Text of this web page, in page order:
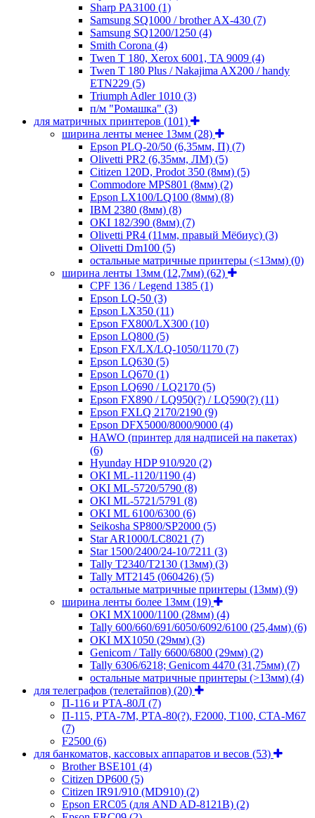
Sharp PA3100 (1)
Samsung SQ1000 / brother AX-430 (7)
Samsung SQ1200/1250 (4)
Smith Corona (4)
Twen T 180, Xerox 6001, TA 9009 (4)
Twen T 180 Plus / Nakajima AX200 / handy
ETN229 (5)
Triumph Adler 1010 (3)
п/м "Ромашка" (3)
для матричных принтеров (101)
ширина ленты менее 13мм (28)
Epson PLQ-20/50 (6,35мм, П) (7)
Olivetti PR2 (6,35мм, ЛМ) (5)
Citizen 120D, Prodot 350 (8мм) (5)
Commodore MPS801 (8мм) (2)
Epson LX100/LQ100 (8мм) (8)
IBM 2380 (8мм) (8)
OKI 182/390 (8мм) (7)
Olivetti PR4 (11мм, правый Мёбиус) (3)
Olivetti Dm100 (5)
остальные матричные принтеры (<13мм) (0)
ширина ленты 13мм (12,7мм) (62)
CPF 136 / Legend 1385 (1)
Epson LQ-50 (3)
Epson LX350 (11)
Epson FX800/LX300 (10)
Epson LQ800 (5)
Epson FX/LX/LQ-1050/1170 (7)
Epson LQ630 (5)
Epson LQ670 (1)
Epson LQ690 / LQ2170 (5)
Epson FX890 / LQ950(?) / LQ590(?) (11)
Epson FXLQ 2170/2190 (9)
Epson DFX5000/8000/9000 (4)
HAWO (принтер для надписей на пакетах)
(6)
Hyunday HDP 910/920 (2)
OKI ML-1120/1190 (4)
OKI ML-5720/5790 (8)
OKI ML-5721/5791 (8)
OKI ML 6100/6300 (6)
Seikosha SP800/SP2000 (5)
Star AR1000/LC8021 (7)
Star 1500/2400/24-10/7211 (3)
Tally T2340/T2130 (13мм) (3)
Tally MT2145 (060426) (5)
остальные матричные принтеры (13мм) (9)
ширина ленты более 13мм (19)
OKI MX1000/1100 (28мм) (4)
Tally 600/660/691/6050/6092/6100 (25,4мм) (6)
OKI MX1050 (29мм) (3)
Genicom / Tally 6600/6800 (29мм) (2)
Tally 6306/6218; Genicom 4470 (31,75мм) (7)
остальные матричные принтеры (>13мм) (4)
для телеграфов (телетайпов) (20)
П-116 и РТА-80Л (7)
П-115, РТА-7М, РТА-80(?), F2000, T100, СТА-М67
(7)
F2500 (6)
для банкоматов, кассовых аппаратов и весов (53)
Brother BSE101 (4)
Citizen DP600 (5)
Citizen IR91/910 (MD910) (2)
Epson ERC05 (для AND AD-8121B) (2)